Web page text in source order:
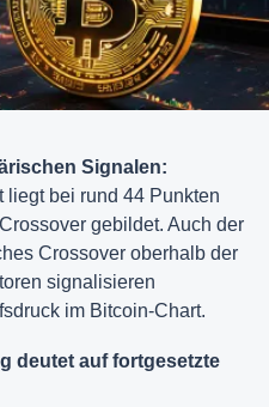
Signalen:
liegt bei rund 44 Punkten
gebildet. Auch der
Crossover oberhalb der
signalisieren
im Bitcoin-Chart.
deutet auf fortgesetzte